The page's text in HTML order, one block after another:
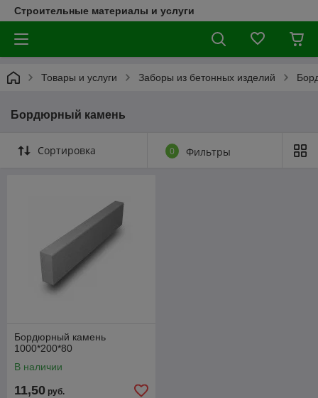
Строительные материалы и услуги
Товары и услуги Заборы из бетонных изделий
Бордюрный камень
Сортировка 0 Фильтры
Бордюрный камень
1000*200*80
В наличии
11,50 руб.